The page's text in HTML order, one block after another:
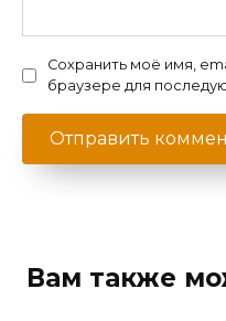
Сохранить моё имя,
браузере для
Вам также